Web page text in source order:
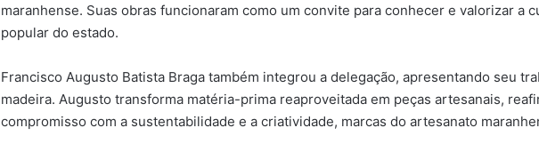
maranhense. Suas obras funcionaram como um convite para conhecer e valorizar a
popular do estado.
Francisco Augusto Batista Braga também integrou a delegação, apresentando seu
madeira. Augusto transforma matéria-prima reaproveitada em peças artesanais,
compromisso com a sustentabilidade e a criatividade, marcas do artesanato